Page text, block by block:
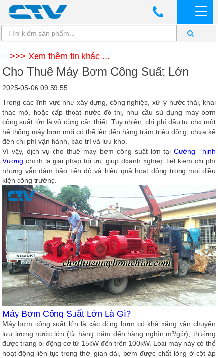
>>> Xem thêm tin khác ...
Cho Thuê Máy Bơm Công Suất Lớn
2025-05-06 09:59:55
Trong các lĩnh vực như xây dựng, công nghiệp, xử lý nước thải, khai
thác mỏ, hoặc cấp thoát nước đô thị, nhu cầu sử dụng máy bơm
công suất lớn là vô cùng cần thiết. Tuy nhiên, chi phí đầu tư cho một
hệ thống máy bơm mới có thể lên đến hàng trăm triệu đồng, chưa kể
đến chi phí vận hành, bảo trì và lưu kho.
Vì vậy,dịch vụ cho thuê máy bơm công suất lớn tại Cường Thịnh
Vương chính là giải pháp tối ưu, giúp doanh nghiệp tiết kiệm chi phí
nhưng vẫn đảm bảo tiến độ và hiệu quả hoạt động trong mọi điều
kiện công trường.
Máy Bơm Công Suất Lớn Là Gì?
Máy bơm công suất lớn là các dòng bơm có khả năng vận chuyển
lưu lượng nước lớn (từ hàng trăm đến hàng nghìn m³/giờ), thường
được trang bị động cơ từ 15kW đến trên 100kW. Loại máy này có thể
hoạt động liên tục trong thời gian dài, bơm được chất lỏng ở cột áp